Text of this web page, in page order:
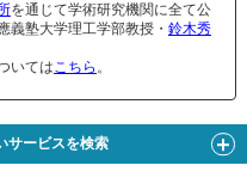
を通じて学術研究機関に全て公
義塾大学理工学部教授・ 鈴木秀
いてはこちら 。
サービスを検索